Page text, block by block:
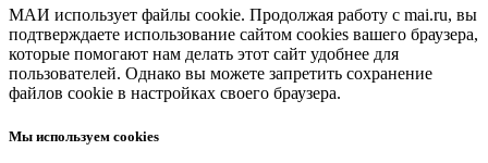
МАИ использует файлы cookie. Продолжая работу с mai.ru, вы
подтверждаете использование сайтом cookies вашего браузера,
которые помогают нам делать этот сайт удобнее для
пользователей. Однако вы можете запретить сохранение
файлов cookie в настройках своего браузера.
Мы используем cookies